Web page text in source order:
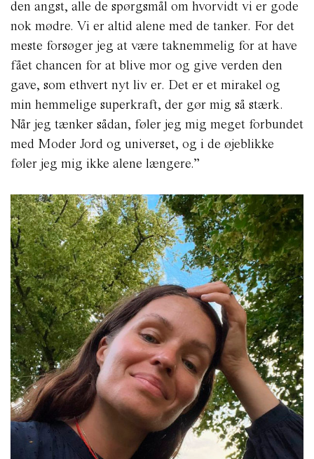
den angst, alle de spørgsmål om hvorvidt vi er gode
nok mødre. Vi er altid alene med de tanker. For det
meste forsøger jeg at være taknemmelig for at have
fået chancen for at blive mor og give verden den
gave, som ethvert nyt liv er. Det er et mirakel og
min hemmelige superkraft, der gør mig så stærk.
Når jeg tænker sådan, føler jeg mig meget forbundet
med Moder Jord og universet, og i de øjeblikke
føler jeg mig ikke alene længere.”